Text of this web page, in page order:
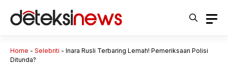
Home - Selebriti - Inara Rusli Terbaring Lemah! Pemeriksaan Polisi
Ditunda?